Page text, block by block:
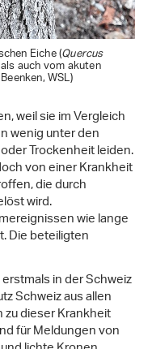
Eiche (Quercus
auch vom akuten
WSL)
weil sie im Vergleich
wenig unter den
Trockenheit leiden.
von einer Krankheit
die durch
wird.
wie lange
Die beteiligten
in der Schweiz
Schweiz aus allen
dieser Krankheit
für Meldungen von